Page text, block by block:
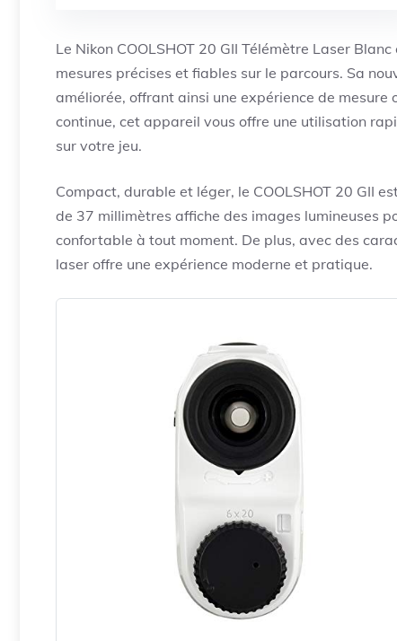
Le Nikon COOLSHOT 20 GII Télémètre Laser
mesures précises et fiables sur le parcours. Sa
améliorée, offrant ainsi une expérience de mesure
continue, cet appareil vous offre une utilisation
sur votre jeu.
Compact, durable et léger, le COOLSHOT 20 GII
de 37 millimètres affiche des images lumineuses
confortable à tout moment. De plus, avec des
laser offre une expérience moderne et pratique.